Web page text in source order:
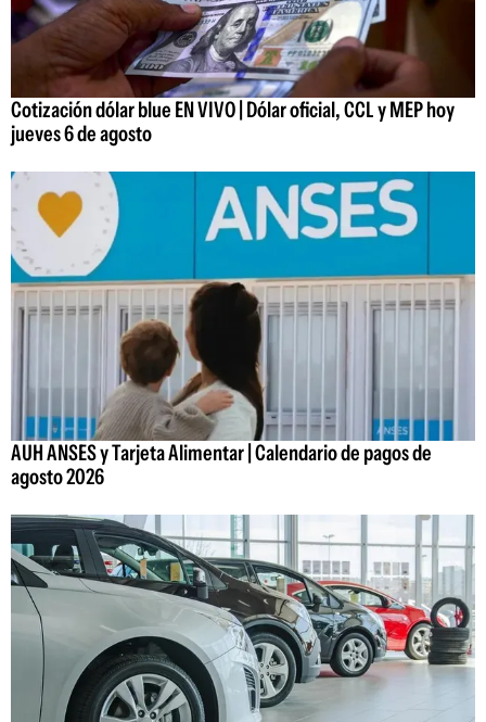
Cotización dólar blue EN VIVO | Dólar oficial, CCL y MEP hoy
jueves 6 de agosto
AUH ANSES y Tarjeta Alimentar | Calendario de pagos de
agosto 2026